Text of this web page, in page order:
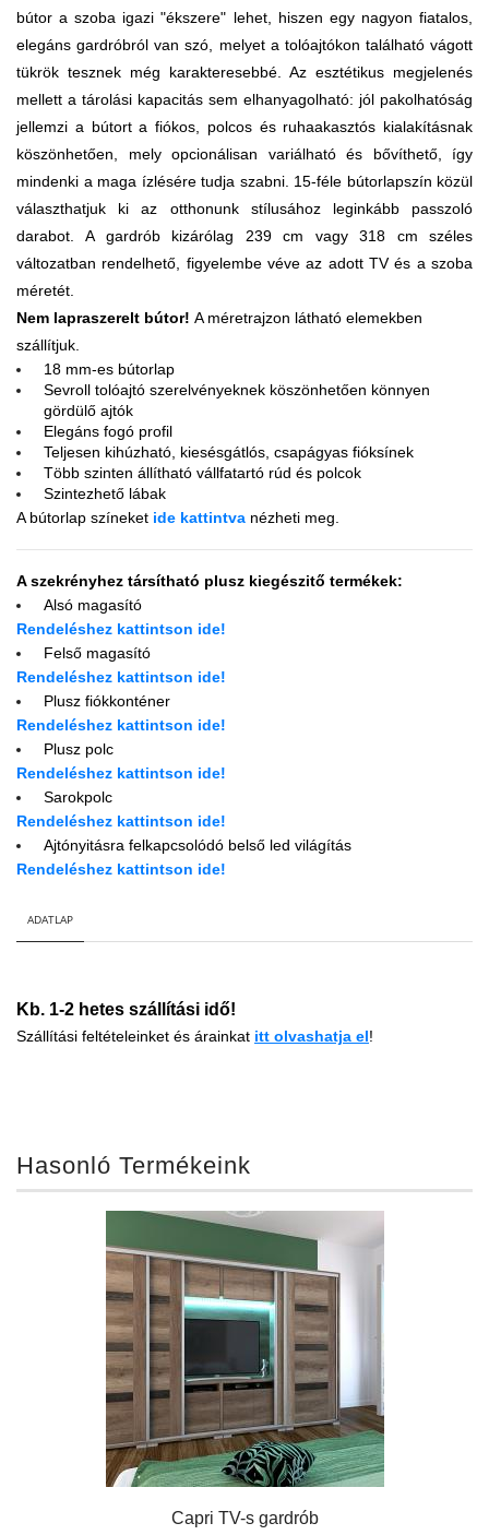
bútor a szoba igazi "ékszere" lehet, hiszen egy nagyon fiatalos,
elegáns gardróbról van szó, melyet a tolóajtókon található vágott
tükrök tesznek még karakteresebbé. Az esztétikus megjelenés
mellett a tárolási kapacitás sem elhanyagolható: jól pakolhatóság
jellemzi a bútort a fiókos, polcos és ruhaakasztós kialakításnak
köszönhetően, mely opcionálisan variálható és bővíthető, így
mindenki a maga ízlésére tudja szabni. 15-féle bútorlapszín közül
választhatjuk ki az otthonunk stílusához leginkább passzoló
darabot. A gardrób kizárólag 239 cm vagy 318 cm széles
változatban rendelhető, figyelembe véve az adott TV és a szoba
méretét.
Nem lapraszerelt bútor! A méretrajzon látható elemekben
szállítjuk.
18 mm-es bútorlap
Sevroll tolóajtó szerelvényeknek köszönhetően könnyen
gördülő ajtók
Elegáns fogó profil
Teljesen kihúzható, kiesésgátlós, csapágyas fióksínek
Több szinten állítható vállfatartó rúd és polcok
Szintezhető lábak
A bútorlap színeket ide kattintva nézheti meg.
A szekrényhez társítható plusz kiegészitő termékek:
Alsó magasító
Rendeléshez kattintson ide!
Felső magasító
Rendeléshez kattintson ide!
Plusz fiókkonténer
Rendeléshez kattintson ide!
Plusz polc
Rendeléshez kattintson ide!
Sarokpolc
Rendeléshez kattintson ide!
Ajtónyitásra felkapcsolódó belső led világítás
Rendeléshez kattintson ide!
ADATLAP
Kb. 1-2 hetes szállítási idő!
Szállítási feltételeinket és árainkat itt olvashatja el!
Hasonló Termékeink
Capri TV-s gardrób